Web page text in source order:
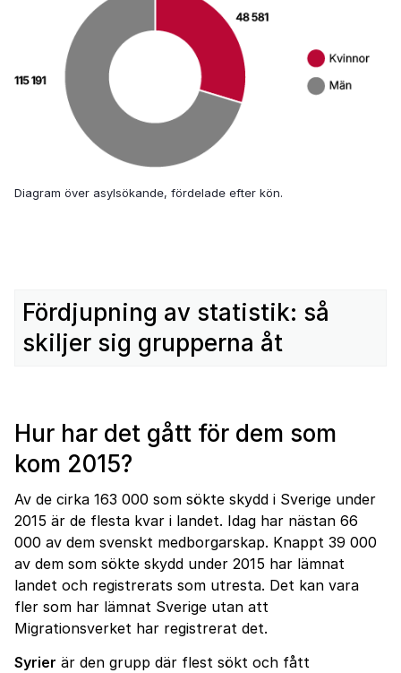
Diagram över asylsökande, fördelade efter kön.
Fördjupning av statistik: så
skiljer sig grupperna åt
Hur har det gått för dem som
kom 2015?
Av de cirka 163 000 som sökte skydd i Sverige under
2015 är de flesta kvar i landet. Idag har nästan 66
000 av dem svenskt medborgarskap. Knappt 39 000
av dem som sökte skydd under 2015 har lämnat
landet och registrerats som utresta. Det kan vara
fler som har lämnat Sverige utan att
Migrationsverket har registrerat det.
Syrier är den grupp där flest sökt och fått